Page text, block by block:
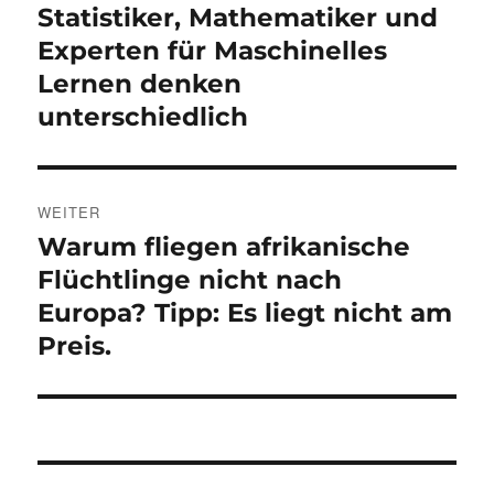
Vorheriger
Beitrag:
Statistiker, Mathematiker und
Experten für Maschinelles
Lernen denken
unterschiedlich
WEITER
Nächster
Beitrag:
Warum fliegen afrikanische
Flüchtlinge nicht nach
Europa? Tipp: Es liegt nicht am
Preis.